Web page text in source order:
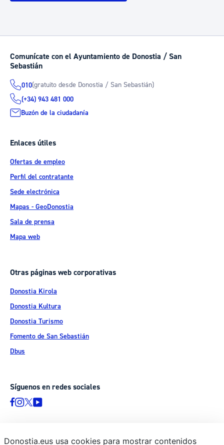
Comunícate con el Ayuntamiento de Donostia / San
Sebastián
010(gratuito desde Donostia / San Sebastián)
(+34) 943 481 000
Buzón de la ciudadanía
Enlaces útiles
Ofertas de empleo
Perfil del contratante
Sede electrónica
Mapas - GeoDonostia
Sala de prensa
Mapa web
Otras páginas web corporativas
Donostia Kirola
Donostia Kultura
Donostia Turismo
Fomento de San Sebastián
Dbus
Síguenos en redes sociales
Donostia.eus usa cookies para mostrar contenidos